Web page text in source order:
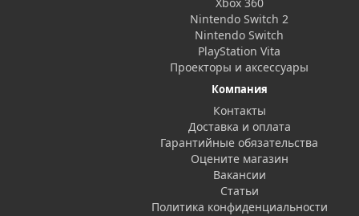
Nintendo Switch 2
Nintendo Switch
PlayStation Vita
Проекторы и аксессуары
Компания
Контакты
Доставка и оплата
Гарантийные обязательства
Оцените магазин
Вакансии
Статьи
Политика конфиденциальности